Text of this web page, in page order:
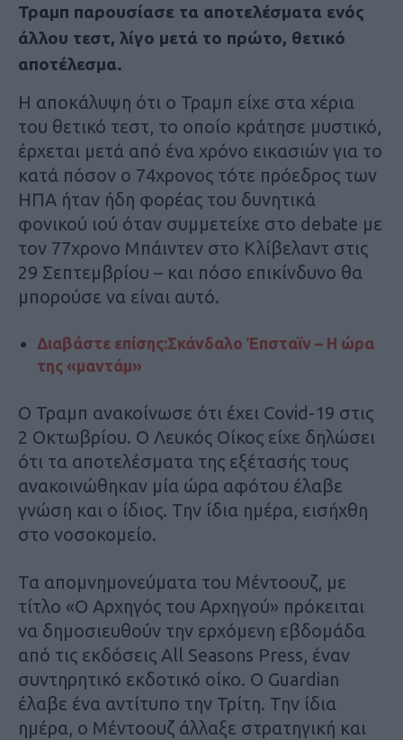
Τραμπ παρουσίασε τα αποτελέσματα ενός
άλλου τεστ, λίγο μετά το πρώτο, θετικό
αποτέλεσμα.
Η αποκάλυψη ότι ο Τραμπ είχε στα χέρια
του θετικό τεστ, το οποίο κράτησε μυστικό,
έρχεται μετά από ένα χρόνο εικασιών για το
κατά πόσον ο 74χρονος τότε πρόεδρος των
ΗΠΑ ήταν ήδη φορέας του δυνητικά
φονικού ιού όταν συμμετείχε στο debate με
τον 77χρονο Μπάιντεν στο Κλίβελαντ στις
29 Σεπτεμβρίου – και πόσο επικίνδυνο θα
μπορούσε να είναι αυτό.
Διαβάστε επίσης:Σκάνδαλο Έπσταϊν – Η ώρα
της «μαντάμ»
Ο Τραμπ ανακοίνωσε ότι έχει Covid-19 στις
2 Οκτωβρίου. Ο Λευκός Οίκος είχε δηλώσει
ότι τα αποτελέσματα της εξέτασής τους
ανακοινώθηκαν μία ώρα αφότου έλαβε
γνώση και ο ίδιος. Την ίδια ημέρα, εισήχθη
στο νοσοκομείο.
Τα απομνημονεύματα του Μέντοουζ, με
τίτλο «Ο Αρχηγός του Αρχηγού» πρόκειται
να δημοσιευθούν την ερχόμενη εβδομάδα
από τις εκδόσεις All Seasons Press, έναν
συντηρητικό εκδοτικό οίκο. Ο Guardian
έλαβε ένα αντίτυπο την Τρίτη. Την ίδια
ημέρα, ο Μέντοουζ άλλαξε στρατηγική και